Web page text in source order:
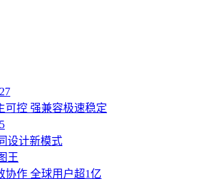
可控 强兼容极速稳定
设计新模式
王
协作 全球用户超1亿